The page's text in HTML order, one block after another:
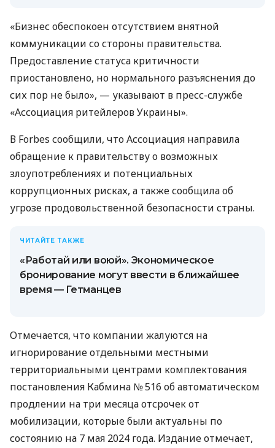
«Бизнес обеспокоен отсутствием внятной
коммуникации со стороны правительства.
Предоставление статуса критичности
приостановлено, но нормального разъяснения до
сих пор не было», — указывают в пресс-службе
«Ассоциация ритейлеров Украины».
В Forbes сообщили, что Ассоциация направила
обращение к правительству о возможных
злоупотреблениях и потенциальных
коррупционных рисках, а также сообщила об
угрозе продовольственной безопасности страны.
ЧИТАЙТЕ ТАКЖЕ
«Работай или воюй». Экономическое
бронирование могут ввести в ближайшее
время — Гетманцев
Отмечается, что компании жалуются на
игнорирование отдельными местными
территориальными центрами комплектования
постановления Кабмина № 516 об автоматическом
продлении на три месяца отсрочек от
мобилизации, которые были актуальны по
состоянию на 7 мая 2024 года. Издание отмечает,